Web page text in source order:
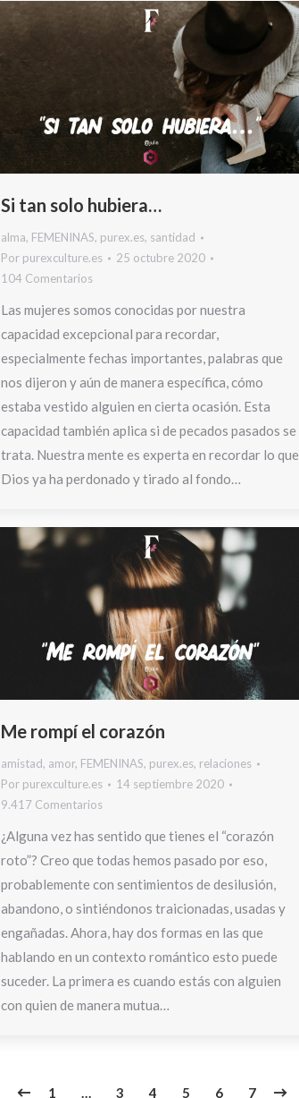
Si tan solo hubiera…
alma, FEMENINAS, purex.es, santidad
Por purexculture.es
25 octubre 2020
104 Comentarios
Las mujeres somos conocidas por nuestra
capacidad excepcional para recordar,
especialmente fechas importantes, palabras que
nos dijeron y aún de manera específica, cómo
estaba vestido alguien en cierta ocasión. Esta
capacidad también aplica si de pecados pasados se
trata. Nuestra mente es experta en recordar lo que
Dios ya ha perdonado y tirado al fondo…
Me rompí el corazón
amistad, amor, FEMENINAS, purex.es, relaciones
Por purexculture.es
14 septiembre 2020
9.417 Comentarios
¿Alguna vez has sentido que tienes el “corazón
roto”? Creo que todas hemos pasado por eso,
probablemente con sentimientos de desilusión,
abandono, o sintiéndonos traicionadas, usadas y
engañadas. Ahora, hay dos formas en las que
hablando en un contexto romántico esto puede
suceder. La primera es cuando estás con alguien
con quien de manera mutua…
1 … 3 4 5 6 7